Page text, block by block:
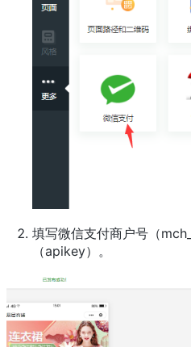
填写微信支付商户号（
（apikey）。